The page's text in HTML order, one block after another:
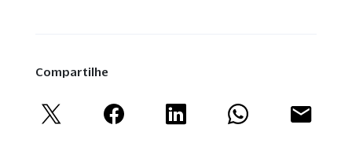
Compartilhe